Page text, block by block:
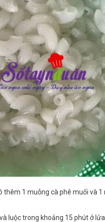
1 muỗng cà phê muối và
luộc trong khoảng 15 phút ở